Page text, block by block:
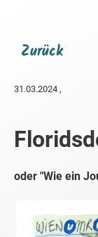
Zurück
31.03.2024 ,
oder "Wie ein